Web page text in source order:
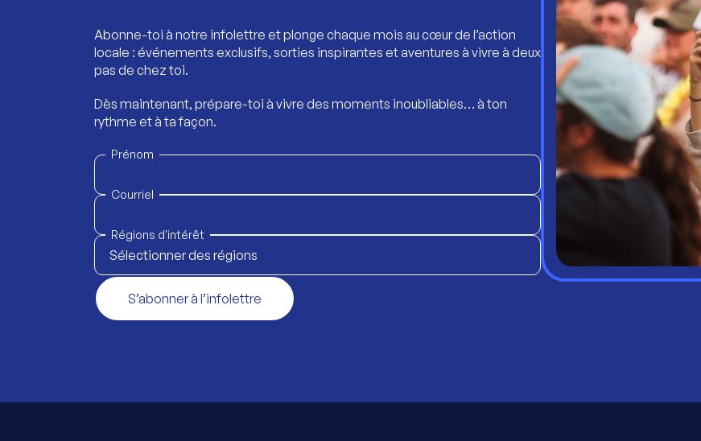
Abonne-toi à notre infolettre et plonge chaque mois au cœur de l’action
locale : événements exclusifs, sorties inspirantes et aventures à vivre à deux
pas de chez toi.
Dès maintenant, prépare-toi à vivre des moments inoubliables… à ton
rythme et à ta façon.
Prénom
Courriel
Régions d'intérêt
Sélectionner des régions
S’abonner à l’infolettre